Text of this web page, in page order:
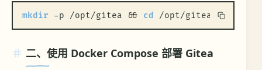
mkdir -p /opt/gitea && cd /opt/gitea
二、使用 Docker Compose 部署 Gitea